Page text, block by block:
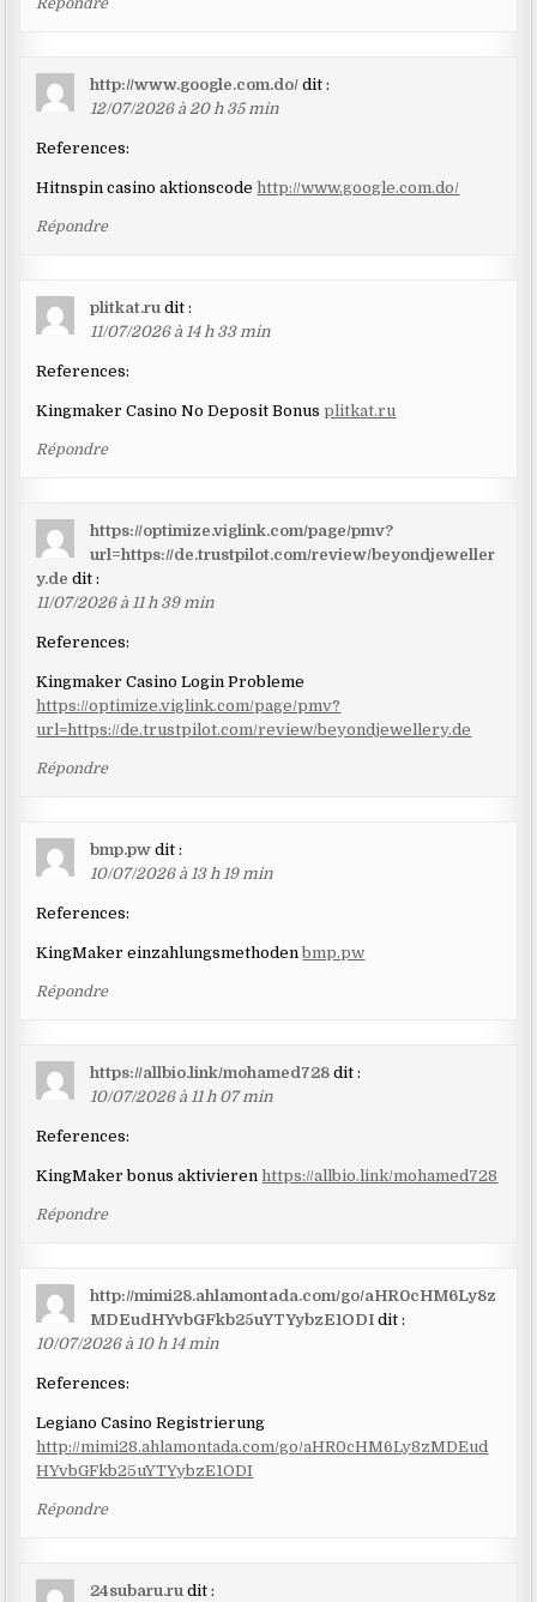
Répondre
http://www.google.com.do/ dit :
12/07/2026 à 20 h 35 min
References:
Hitnspin casino aktionscode http://www.google.com.do/
Répondre
plitkat.ru dit :
11/07/2026 à 14 h 33 min
References:
Kingmaker Casino No Deposit Bonusplitkat.ru
Répondre
https://optimize.viglink.com/page/pmv?
url=https://de.trustpilot.com/review/beyondjeweller
y.de dit :
11/07/2026 à 11 h 39 min
References:
Kingmaker Casino Login Probleme
https://optimize.viglink.com/page/pmv?
url=https://de.trustpilot.com/review/beyondjewellery.de
Répondre
bmp.pw dit :
10/07/2026 à 13 h 19 min
References:
KingMaker einzahlungsmethodenbmp.pw
Répondre
https://allbio.link/mohamed728 dit :
10/07/2026 à 11 h 07 min
References:
KingMaker bonus aktivieren https://allbio.link/mohamed728
Répondre
http://mimi28.ahlamontada.com/go/aHR0cHM6Ly8z
MDEudHYvbGFkb25uYTYybzE1ODI dit :
10/07/2026 à 10 h 14 min
References:
Legiano Casino Registrierung
http://mimi28.ahlamontada.com/go/aHR0cHM6Ly8zMDEud
HYvbGFkb25uYTYybzE1ODI
Répondre
24subaru.ru dit :